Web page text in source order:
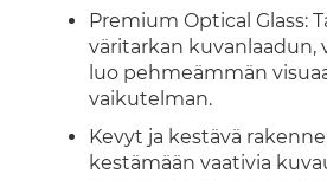
Premium Optical Glass:
väritarkan kuvanlaadun,
luo pehmeämmän
vaikutelman.
Kevyt ja kestävä
kestämään vaativia